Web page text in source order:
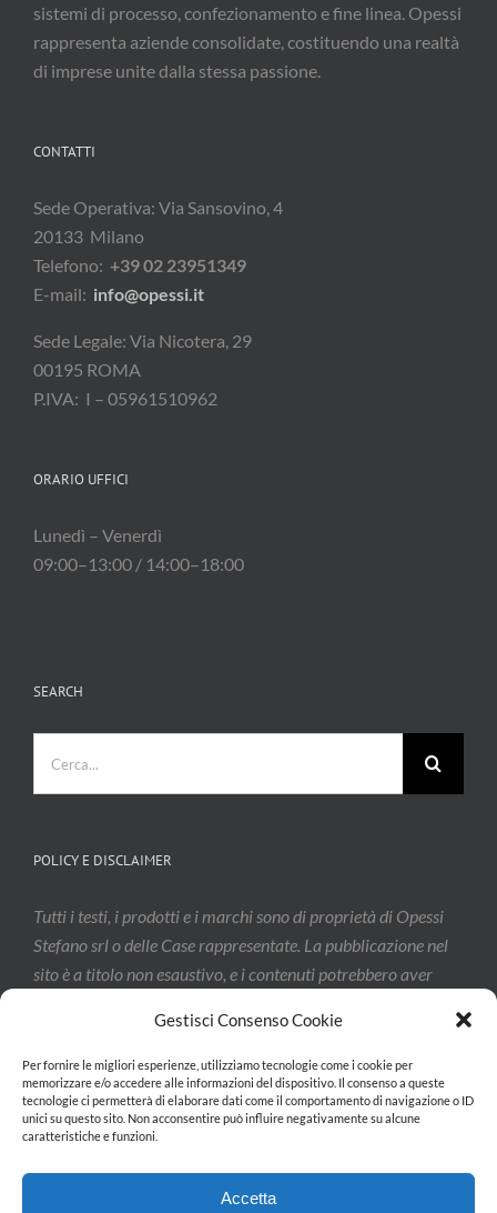
Gestisci Consenso Cookie
Per fornire le migliori esperienze, utilizziamo tecnologie come i cookie per
memorizzare e/o accedere alle informazioni del dispositivo. Il consenso a queste
tecnologie ci permetterà di elaborare dati come il comportamento di navigazione o ID
unici su questo sito. Non acconsentire può influire negativamente su alcune
caratteristiche e funzioni.
Accetta
sistemi di processo, confezionamento e fine linea. Opessi
rappresenta aziende consolidate, costituendo una realtà
di imprese unite dalla stessa passione.
CONTATTI
Sede Operativa: Via Sansovino, 4
20133 Milano
Telefono: +39 02 23951349
E-mail: info@opessi.it
Sede Legale: Via Nicotera, 29
00195 ROMA
P.IVA: I – 05961510962
ORARIO UFFICI
Lunedì – Venerdì
09:00–13:00 / 14:00–18:00
SEARCH
per:
POLICY E DISCLAIMER
Tutti i testi, i prodotti e i marchi sono di proprietà di Opessi
Stefano srl o delle Case rappresentate. La pubblicazione nel
sito è a titolo non esaustivo, e i contenuti potrebbero aver
l’effettivo aggiornamento.
Privacy & Cookie Policy